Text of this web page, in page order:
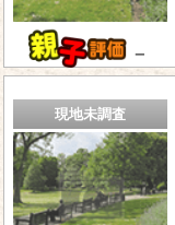
－
現地未調査